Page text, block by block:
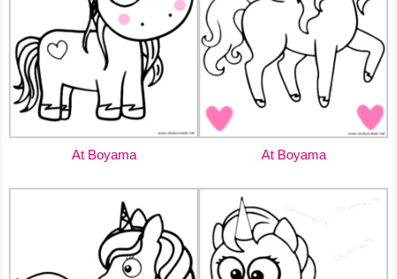
At Boyama At Boyama